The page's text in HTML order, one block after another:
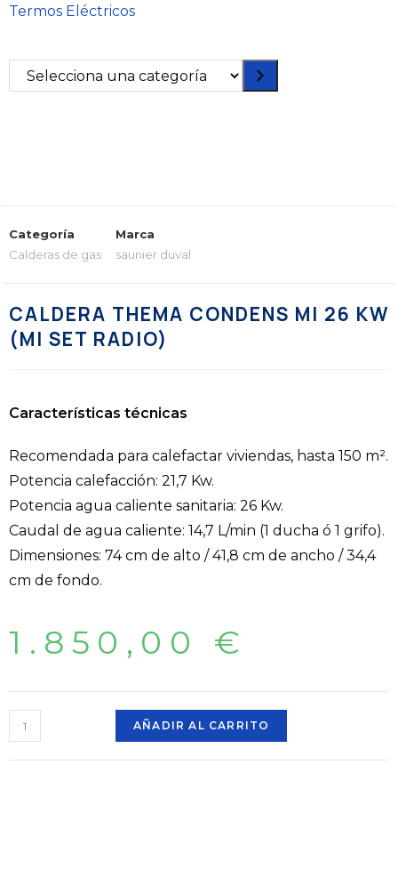
Termos Eléctricos
Categoría
Calderas de gas
Marca
saunier duval
CALDERA THEMA CONDENS MI 26 KW
(MI SET RADIO)
Características técnicas
Recomendada para calefactar viviendas, hasta 150 m².
Potencia calefacción: 21,7 Kw.
Potencia agua caliente sanitaria: 26 Kw.
Caudal de agua caliente: 14,7 L/min (1 ducha ó 1 grifo).
Dimensiones: 74 cm de alto / 41,8 cm de ancho / 34,4
cm de fondo.
1.850,00 €
AÑADIR AL CARRITO